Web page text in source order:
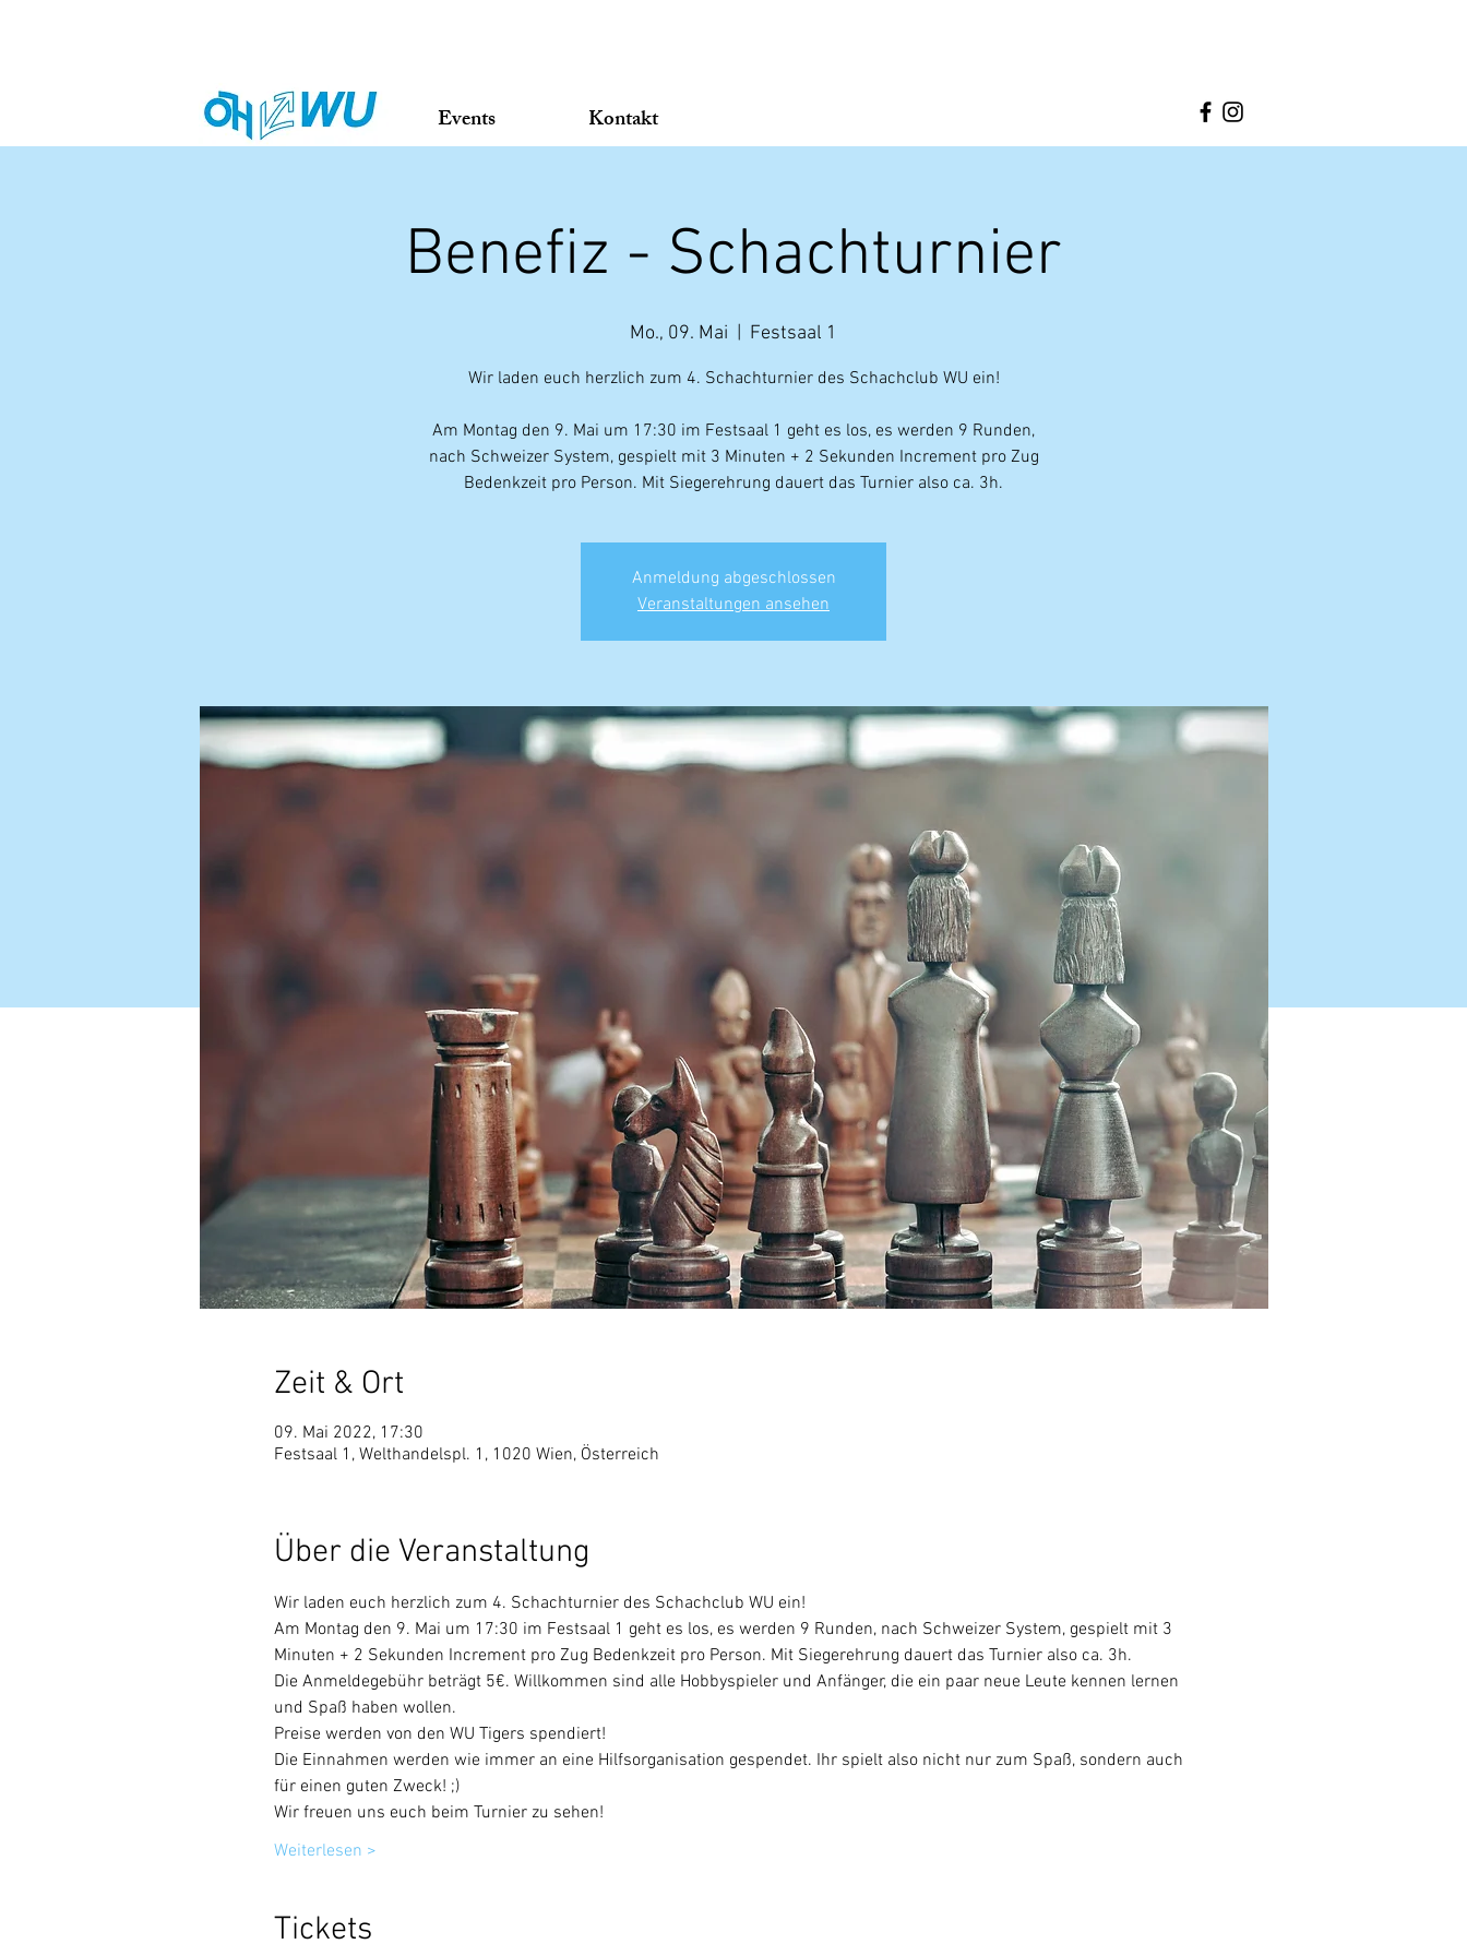
Events Kontakt
Benefiz - Schachturnier
Mo., 09. Mai Festsaal 1
Wir laden euch herzlich zum 4. Schachturnier des Schachclub WU ein!
Am Montag den 9. Mai um 17:30 im Festsaal 1 geht es los, es werden 9 Runden,
nach Schweizer System, gespielt mit 3 Minuten + 2 Sekunden Increment pro Zug
Bedenkzeit pro Person. Mit Siegerehrung dauert das Turnier also ca. 3h.
Anmeldung abgeschlossen
Veranstaltungen ansehen
Zeit & Ort
09. Mai 2022, 17:30
Festsaal 1, Welthandelspl. 1, 1020 Wien, Österreich
Über die Veranstaltung
Wir laden euch herzlich zum 4. Schachturnier des Schachclub WU ein!
Am Montag den 9. Mai um 17:30 im Festsaal 1 geht es los, es werden 9 Runden, nach Schweizer System, gespielt mit 3
Minuten + 2 Sekunden Increment pro Zug Bedenkzeit pro Person. Mit Siegerehrung dauert das Turnier also ca. 3h.
Die Anmeldegebühr beträgt 5€. Willkommen sind alle Hobbyspieler und Anfänger, die ein paar neue Leute kennen lernen
und Spaß haben wollen.
Preise werden von den WU Tigers spendiert!
Die Einnahmen werden wie immer an eine Hilfsorganisation gespendet. Ihr spielt also nicht nur zum Spaß, sondern auch
für einen guten Zweck! ;)
Wir freuen uns euch beim Turnier zu sehen!
Weiterlesen >
Tickets